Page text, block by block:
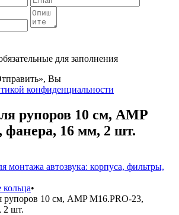
для заполнения
Вы
конфиденциальности
рупоров 10 см, AMP
фанера, 16 мм, 2 шт.
монтажа автозвука: корпуса, фильтры,
•
рупоров 10 см, AMP M16.PRO-23,
2 шт.